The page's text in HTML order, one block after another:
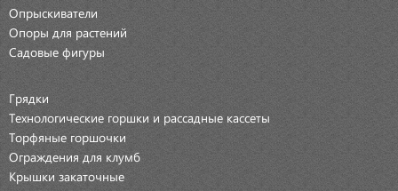
Опрыскиватели
Опоры для растений
Садовые фигуры
Грядки
Технологические горшки и рассадные кассеты
Торфяные горшочки
Ограждения для клумб
Крышки закаточные